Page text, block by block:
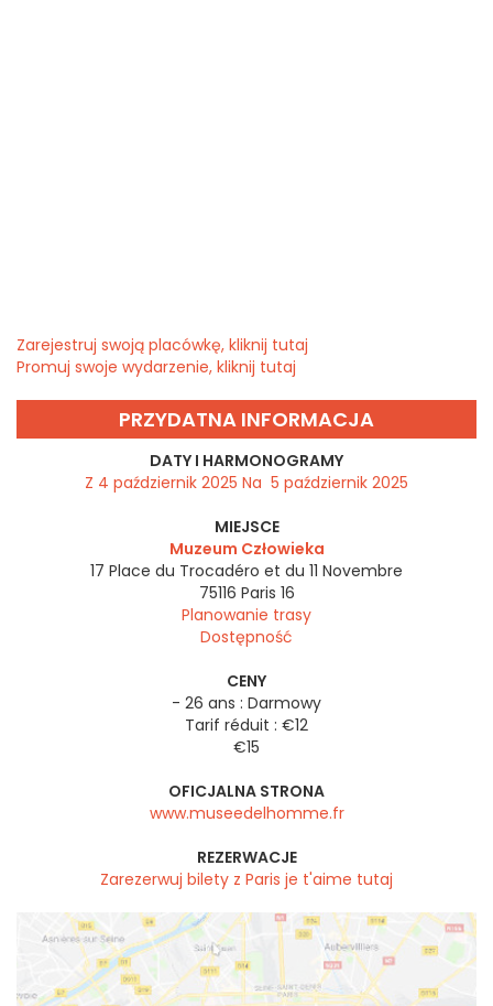
Zarejestruj swoją placówkę, kliknij tutaj
Promuj swoje wydarzenie, kliknij tutaj
PRZYDATNA INFORMACJA
DATY I HARMONOGRAMY
Z 4 październik 2025 Na 5 październik 2025
MIEJSCE
Muzeum Człowieka
17 Place du Trocadéro et du 11 Novembre
75116 Paris 16
Planowanie trasy
Dostępność
CENY
- 26 ans : Darmowy
Tarif réduit : €12
€15
OFICJALNA STRONA
www.museedelhomme.fr
REZERWACJE
Zarezerwuj bilety z Paris je t'aime tutaj